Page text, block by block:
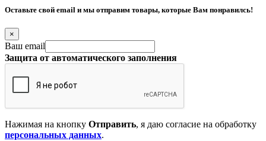
Оставьте свой email и мы отправим товары, которые Вам понравилсь!
×
Ваш email
Защита от автоматического заполнения
Нажимая на кнопку Отправить, я даю согласие на обработку
персональных данных.